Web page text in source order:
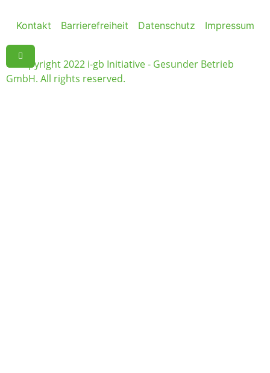
© Copyright 2022 i-gb Initiative - Gesunder Betrieb
GmbH. All rights reserved.
Kontakt Barrierefreiheit Datenschutz Impressum